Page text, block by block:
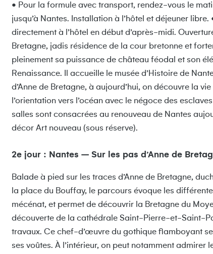
• Pour la formule avec transport, rendez-vous le
jusqu’à Nantes. Installation à l’hôtel et déjeuner
directement à l’hôtel en début d’après-midi.
Bretagne, jadis résidence de la cour bretonne et
pleinement sa puissance de château féodal et son
Renaissance. Il accueille le musée d’Histoire de
d’Anne de Bretagne, à aujourd’hui, on découvre la
l’orientation vers l’océan avec le négoce des
salles sont consacrées au renouveau de Nantes
décor Art nouveau (sous réserve).
2e jour : Nantes – Sur les pas d’Anne de
Balade à pied sur les traces d’Anne de Bretagne,
la place du Bouffay, le parcours évoque les
mécénat, et permet de découvrir la Bretagne du
découverte de la cathédrale Saint-Pierre-et-Saint-
travaux. Ce chef-d’œuvre du gothique flamboyant
ses voûtes. À l’intérieur, on peut notamment admirer